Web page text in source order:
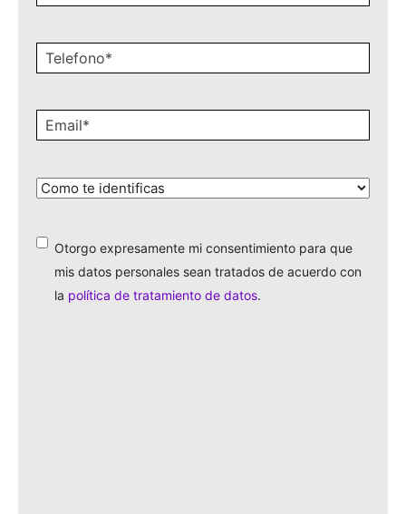
paterno*
Celular*
Email*
¿Cómo
identificas?
*
Otorgo expresamente mi consentimiento para que
mis datos personales sean tratados de acuerdo con
la política de tratamiento de datos.